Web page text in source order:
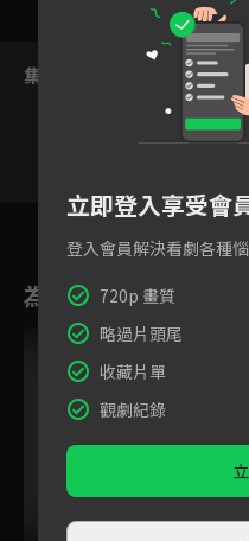
集數列表
2 3
為您推薦
立即登入享受會
登入會員解決看劇各種
720p 畫質
略過片頭尾
收藏片單
觀劇紀錄